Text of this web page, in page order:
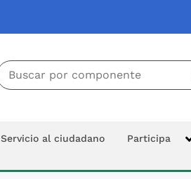
principal:
Servicio al ciudadano Participa